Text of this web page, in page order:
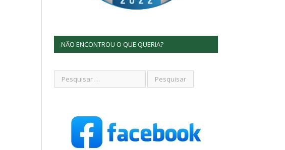
NÃO ENCONTROU O QUE QUERIA?